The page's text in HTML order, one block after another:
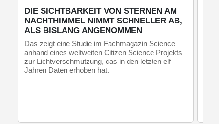
DIE SICHTBARKEIT VON STERNEN AM
NACHTHIMMEL NIMMT SCHNELLER AB,
ALS BISLANG ANGENOMMEN
Das zeigt eine Studie im Fachmagazin Science
anhand eines weltweiten Citizen Science Projekts
zur Lichtverschmutzung, das in den letzten elf
Jahren Daten erhoben hat.